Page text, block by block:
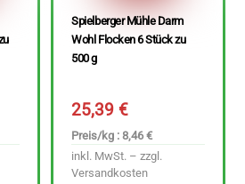
Spielberger Mühle Darm
Wohl Flocken 6 Stück zu
500 g
25,39€
Preis/kg : 8,46 €
inkl. MwSt. – zzgl.
Versandkosten